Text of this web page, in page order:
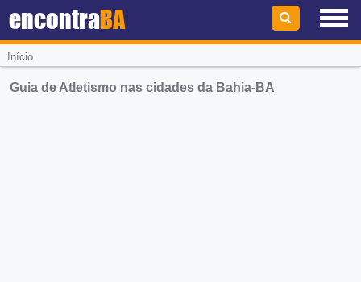
encontraBA
Início
Guia de Atletismo nas cidades da Bahia-BA